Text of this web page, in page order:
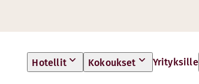
Hotellit Kokoukset Yrityksille